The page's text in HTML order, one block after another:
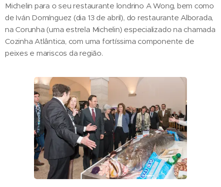
Michelin para o seu restaurante londrino A Wong, bem como
de Iván Domínguez (dia 13 de abril), do restaurante Alborada,
na Corunha (uma estrela Michelin) especializado na chamada
Cozinha Atlântica, com uma fortíssima componente de
peixes e mariscos da região.